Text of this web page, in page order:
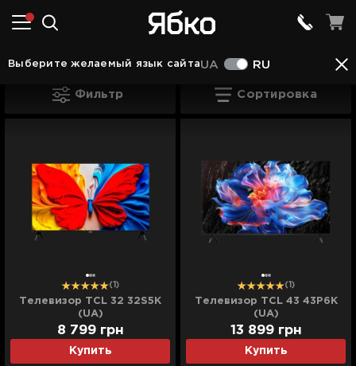
Выберите желаемый язык сайтаUA RU
Телевизоры в Камянце - Подольском
Телевизоры TCL в Камянце -
Фильтр Сортировка
(1)
Телевизор TCL 32 32S5K
(UA)
Купить
8 799 грн
(1)
Телевизор TCL 43 43P6K
(UA)
Купить
13 899 грн